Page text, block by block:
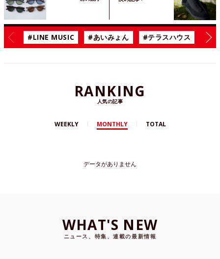
#LINE MUSIC #あいみょん #テラスハウス #漫
RANKING
人気の記事
WEEKLY MONTHLY TOTAL
データがありません
WHAT'S NEW
ニュース、特集、連載の最新情報